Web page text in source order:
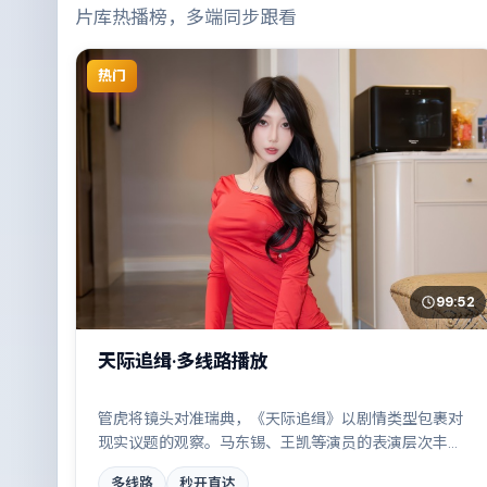
片库热播榜，多端同步跟看
热门
99:52
天际追缉·多线路播放
管虎将镜头对准瑞典，《天际追缉》以剧情类型包裹对
现实议题的观察。马东锡、王凯等演员的表演层次丰
富，都市霓虹下的人性试炼与自我救赎。全片在类型元
多线路 秒开直达